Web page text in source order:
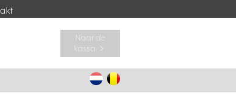
Naar de
kassa ﹥